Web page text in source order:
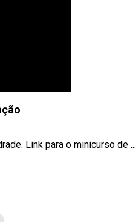
Link para o minicurso de ...